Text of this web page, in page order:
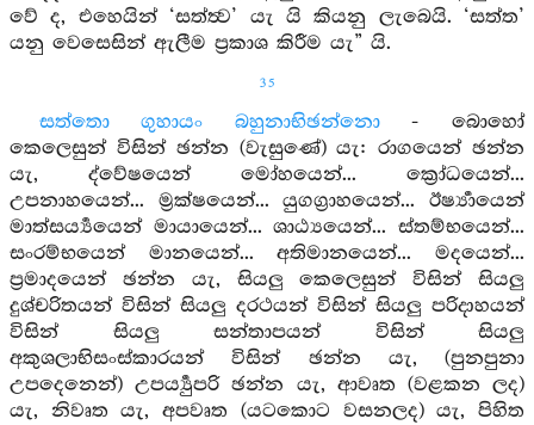
වේ ද, එහෙයින් ‘සත්ත්‍ව’ යැ යි කියනු ලැබෙයි. ‘සත්ත’
යනු වෙසෙසින් ඇලීම ප්‍රකාශ කිරීම යැ” යි.
35
සත්තො ගුහායං බහුනාභිඡන්නො- බොහෝ
කෙලෙසුන් විසින් ඡන්න (වැසුණේ) යැ: රාගයෙන් ඡන්න
යැ, ද්වේෂයෙන් මෝහයෙන්... ක්‍රෝධයෙන්...
උපනාහයෙන්... ම්‍රක්ෂයෙන්... යුගග්‍රාහයෙන්... ඊර්‍ෂ්‍යායෙන්
මාත්සර්‍ය්‍යයෙන් මායායෙන්... ශාඨ්‍යයෙන්... ස්තම්භයෙන්...
සංරම්භයෙන් මානයෙන්... අතිමානයෙන්... මදයෙන්...
ප්‍රමාදයෙන් ඡන්න යැ, සියලු කෙලෙසුන් විසින් සියලු
දුශ්චරිතයන් විසින් සියලු දරථයන් විසින් සියලු පරිදාහයන්
විසින් සියලු සන්තාපයන් විසින් සියලු
අකුශලාභිසංස්කාරයන් විසින් ඡන්න යැ, (පුනපුනා
උපදෙනෙන්) උපර්‍ය්‍යුපරි ඡන්න යැ, ආවෘත (වළකන ලද)
යැ, නිවෘත යැ, අපවෘත (යටකොට වසනලද) යැ, පිහිත